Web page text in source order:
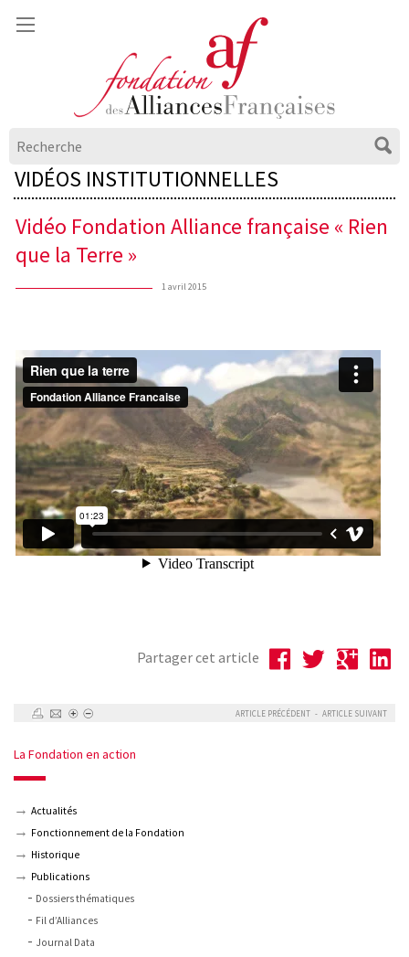
La Fondation en action
Actualités
Fonctionnement de la Fondation
Historique
Publications
Dossiers thématiques
Fil d’Alliances
Journal Data
VIDÉOS INSTITUTIONNELLES
Vidéo Fondation Alliance française « Rien
que la Terre »
1 avril 2015
Partager cet article
ARTICLE PRÉCÉDENT - ARTICLE SUIVANT